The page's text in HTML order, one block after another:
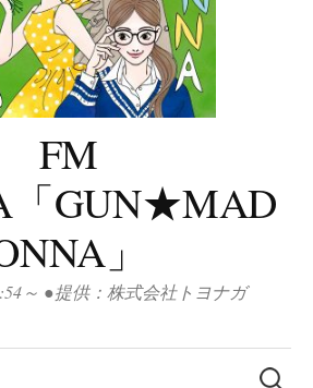
FM
「GUN★MAD
」
～ ●提供：株式会社トヨナガ
検
索: